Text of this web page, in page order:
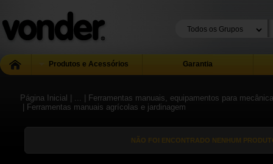
Produtos e Acessórios Garantia
Página Inicial | ...
| Ferramentas manuais, equipamentos para
| Ferramentas manuais agrícolas e jardinagem
NÃO FOI ENCONTRADO NENHUM